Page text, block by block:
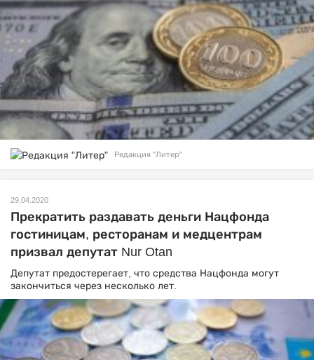
Редакция "Литер"
29.04.2020
Прекратить раздавать деньги Нацфонда
гостиницам, ресторанам и медцентрам
призвал депутат Nur Otan
Депутат предостерегает, что средства Нацфонда могут
закончиться через несколько лет.